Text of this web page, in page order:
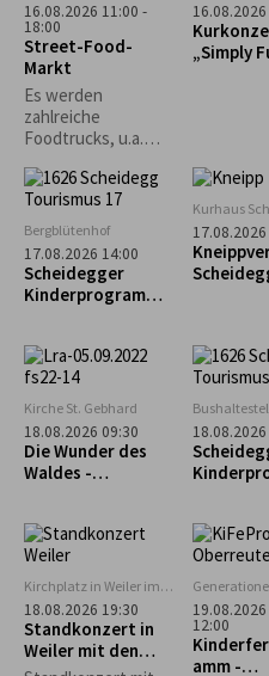
16.08.2026 11:00 -
18:00
Street-Food-
Markt
Es werden
zahlreiche
Foodtrucks, u.a.
asiatisch und vieles
mehr erwartet.
„Simply
Bergblütenhof
17.08.2026 14:00
Scheidegger
Kinderprogramm:
und staunen
Kurhaus
Kirche St. Gebhard
18.08.2026 09:30
Die Wunder des
Waldes -
Scheidegg
zum
Heim in
Kirchplatz in Weiler im
Allgäu
18.08.2026 19:30
Standkonzert in
Weiler mit den
Oberreute
12:00
amm -